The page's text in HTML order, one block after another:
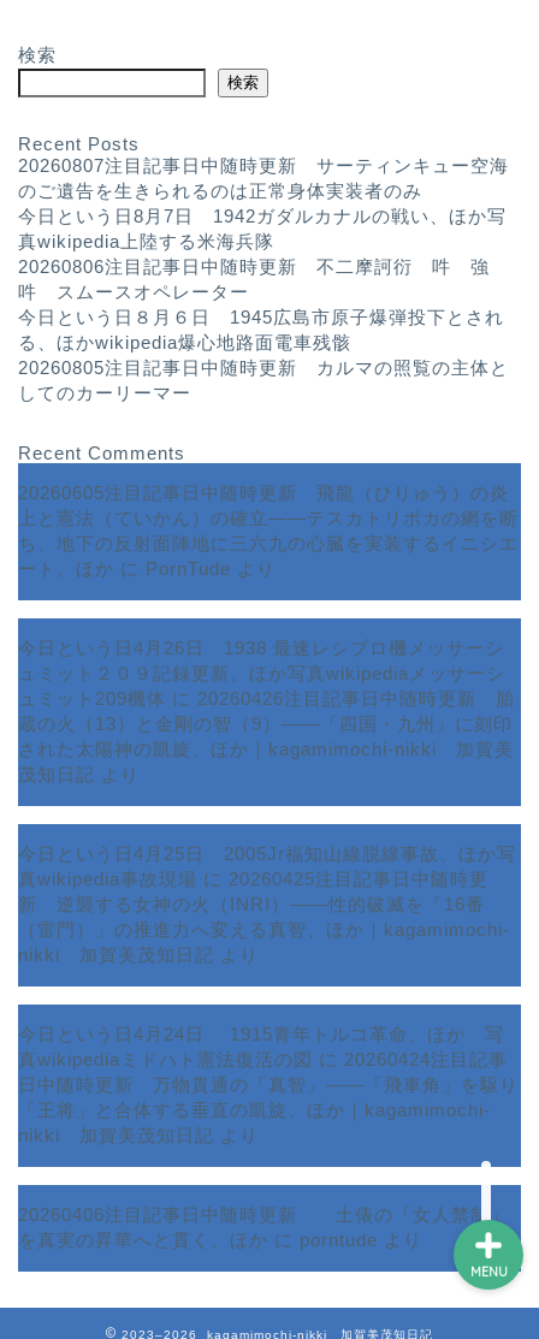
検索
検索
Recent Posts
20260807注目記事日中随時更新 サーティンキュー空海
のご遺告を生きられるのは正常身体実装者のみ
今日という日8月7日 1942ガダルカナルの戦い、ほか写
真wikipedia上陸する米海兵隊
20260806注目記事日中随時更新 不二摩訶衍 吽 強
吽 スムースオペレーター
今日という日８月６日 1945広島市原子爆弾投下とされ
る、ほかwikipedia爆心地路面電車残骸
20260805注目記事日中随時更新 カルマの照覧の主体と
してのカーリーマー
Recent Comments
20260605注目記事日中随時更新 飛龍（ひりゅう）の炎
上と憲法（ていかん）の確立――テスカトリポカの網を断
ち、地下の反射面陣地に三六九の心臓を実装するイニシエ
ート、ほか に PornTude より
今日という日4月26日 1938 最速レシプロ機メッサーシ
ュミット２０９記録更新、ほか写真wikipediaメッサーシ
ュミット209機体 に 20260426注目記事日中随時更新 胎
蔵の火（13）と金剛の智（9）――「四国・九州」に刻印
された太陽神の凱旋、ほか｜kagamimochi-nikki 加賀美
茂知日記 より
今日という日4月25日 2005Jr福知山線脱線事故、ほか写
真wikipedia事故現場 に 20260425注目記事日中随時更
新 逆襲する女神の火（INRI）――性的破滅を「16番
（雷門）」の推進力へ変える真智、ほか｜kagamimochi-
nikki 加賀美茂知日記 より
今日という日4月24日 1915青年トルコ革命、ほか 写
真wikipediaミドハト憲法復活の図 に 20260424注目記事
日中随時更新 万物貫通の「真智」――「飛車角」を駆り
「王将」と合体する垂直の凱旋、ほか｜kagamimochi-
nikki 加賀美茂知日記 より
20260406注目記事日中随時更新 土俵の「女人禁制」
を真実の昇華へと貫く、ほか に porntude より
2023–2026 kagamimochi-nikki 加賀美茂知日記
MENU
ホーム
サービス
ランキング